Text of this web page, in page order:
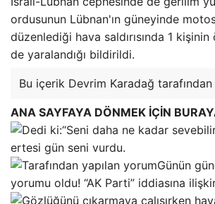
ordusunun Lübnan'ın güneyinde
düzenlediği hava saldırısında 1
de yaralandığı bildirildi.
Bu içerik Devrim Karadağ tarafından
ANA SAYFAYA DÖNMEK İÇİN
“Seni daha ne kadar
ertesi gün seni vurdu.
Günün
yorumu oldu! “AK Parti” iddiasına